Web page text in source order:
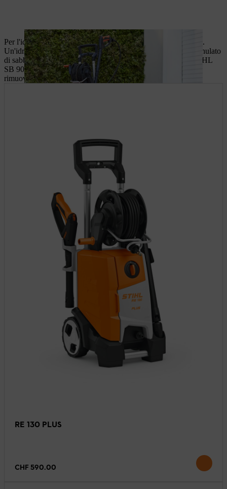
Per l'idrosabbiatura sono necessaritre componenti essenziali .
Un'idropulitrice, un dispositivo di sabbiatura a umido e un granulato
di sabbia adatto, come ad esempio il granulato da spruzzo STIHL
SB 90. In questo modo si dispone dell'attrezzatura giusta per
rimuovere anche lo sporco più ostinato senza lasciare residui.
RE 130 PLUS
CHF 590.00